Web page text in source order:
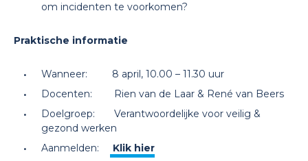
om incidenten te voorkomen?
Praktische informatie
Wanneer: 8 april, 10.00 – 11.30 uur
Docenten: Rien van de Laar & René van Beers
Doelgroep: Verantwoordelijke voor veilig &
gezond werken
Aanmelden:
Klik hier